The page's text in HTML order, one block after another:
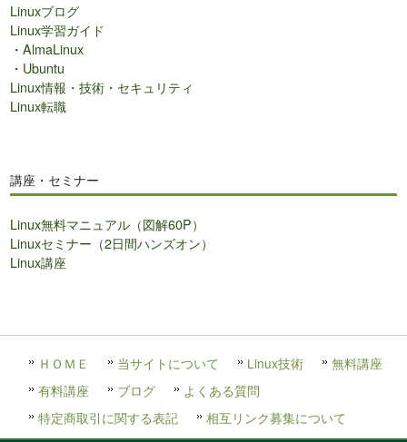
Linuxブログ
Linux学習ガイド
・AlmaLinux
・ Ubuntu
Linux情報・技術・セキュリティ
Linux転職
講座・セミナー
Linux無料マニュアル（図解60P）
Linuxセミナー（2日間ハンズオン）
Linux講座
ＨＯＭＥ 当サイトについて Linux技術
無料講座
有料講座
ブログ
よくある質問
特定商取引に関する表記
相互リンク募集について